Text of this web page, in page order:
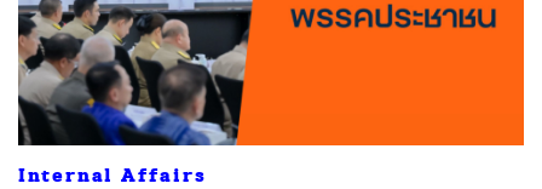
Internal Affairs